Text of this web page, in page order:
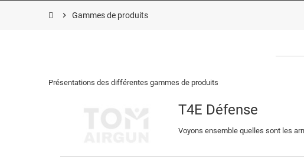
chevron_right Gammes de produits
Présentations des différentes gammes de produits
T4E Défense
Voyons ensemble quelles sont les